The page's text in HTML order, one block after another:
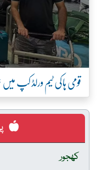
قومی ہاکی ٹیم ورلڈ کپ
کھجور